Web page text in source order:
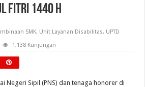
Fitri 1440 H
SMK, Unit Layanan Disabilitas, UPTD
1,138 Kunjungan
Negeri Sipil (PNS) dan tenaga honorer di